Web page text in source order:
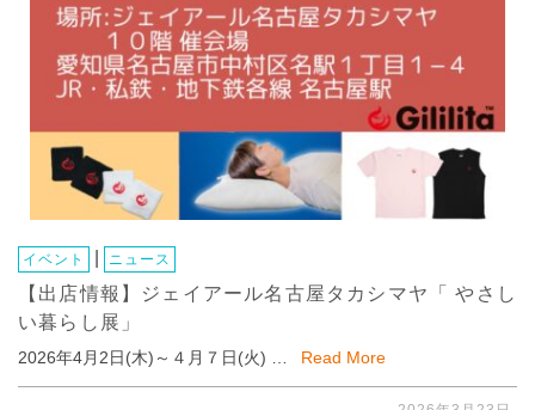
イベント ニュース
【出店情報】ジェイアール名古屋タカシマヤ「 やさし
い暮らし展」
2026年4月2日(木)～４月７日(火) … Read More